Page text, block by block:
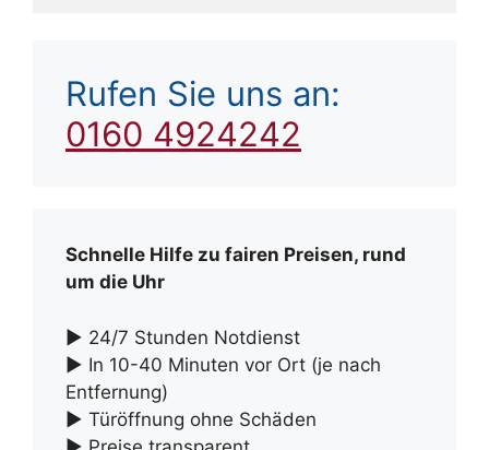
Rufen Sie uns an:
0160 4924242
Schnelle Hilfe zu fairen Preisen, rund
um die Uhr
► 24/7 Stunden Notdienst
► In 10-40 Minuten vor Ort (je nach
Entfernung)
► Türöffnung ohne Schäden